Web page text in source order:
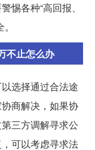
惕各种“高回报、
不止怎么办
选择通过合法途
商解决，如果协
三方调解寻求公
可以考虑寻求法